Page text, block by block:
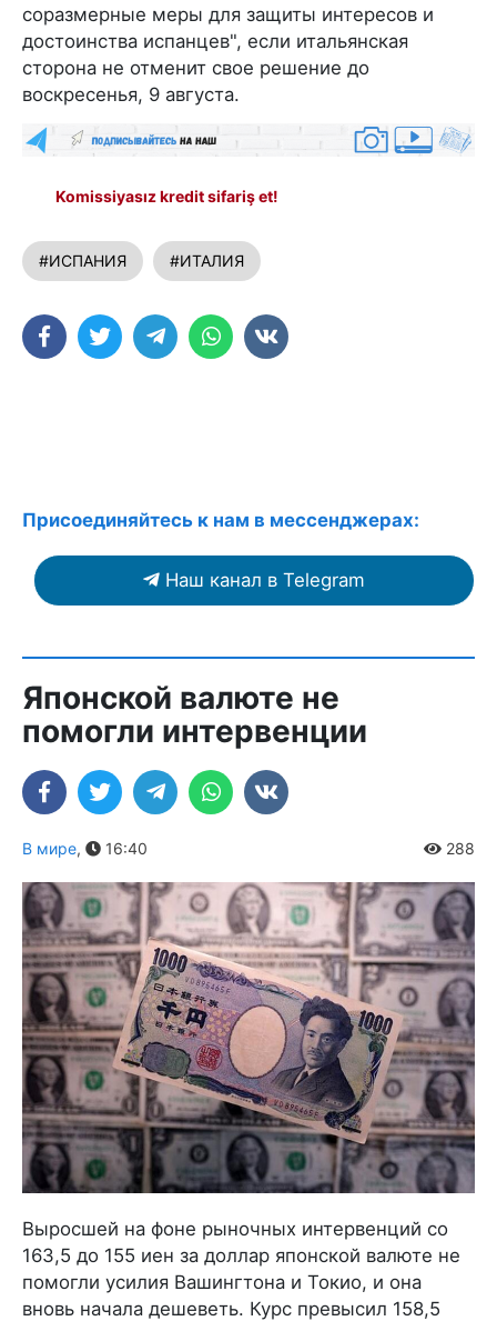
соразмерные меры для защиты интересов и
достоинства испанцев", если итальянская
сторона не отменит свое решение до
воскресенья, 9 августа.
Komissiyasız kredit sifariş et!
#ИСПАНИЯ #ИТАЛИЯ
Присоединяйтесь к нам в мессенджерах:
Наш канал в Telegram
Японской валюте не
помогли интервенции
В мире, 16:40 288
Выросшей на фоне рыночных интервенций со
163,5 до 155 иен за доллар японской валюте не
помогли усилия Вашингтона и Токио, и она
вновь начала дешеветь. Курс превысил 158,5